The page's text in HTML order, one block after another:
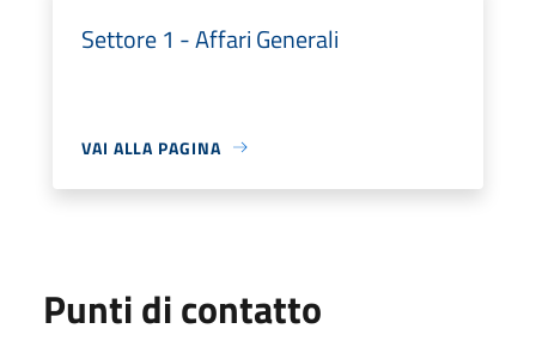
Settore 1 - Affari Generali
VAI ALLA PAGINA
Punti di contatto